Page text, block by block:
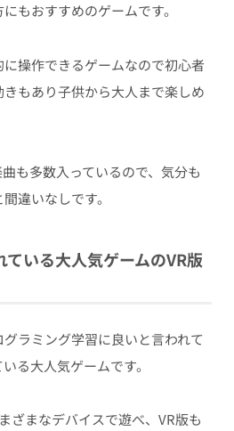
もおすすめのゲームです。
操作できるゲームなので初心者
もあり子供から大人まで楽しめ
も多数入っているので、気分も
違いなしです。
ている大人気ゲームのVR版
ラミング学習に良いと言われて
る大人気ゲームです。
ざまなデバイスで遊べ、VR版も